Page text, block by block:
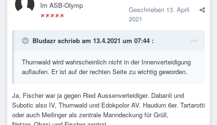
Im ASB-Olymp Geschrieben 13. April
2021
Bludazr schrieb am 13.4.2021 um 07:44 :
Thurnwald wird wahrscheinlich nicht in der Innenverteidigung
auflaufen. Er ist auf der rechten Seite zu wichtig geworden.
Ja, Fischer war ja gegen Ried Aussenverteidiger. Dabanli und
Subotic also IV, Thurnwald und Edokpolor AV. Haudum 6er. Tartarotti
oder auch Meilinger als zentrale Manndeckung für Grüll,